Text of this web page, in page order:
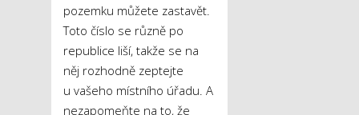
pozemku můžete zastavět.
Toto číslo se různě po
republice liší, takže se na
něj rozhodně zeptejte
u vašeho místního úřadu. A
nezapomeňte na to, že